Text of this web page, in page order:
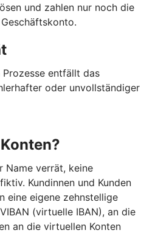
und zahlen nur noch die
entfällt das
oder unvollständiger
Name verrät, keine
Kundinnen und Kunden
eine eigene zehnstellige
(virtuelle IBAN), an die
an die virtuellen Konten